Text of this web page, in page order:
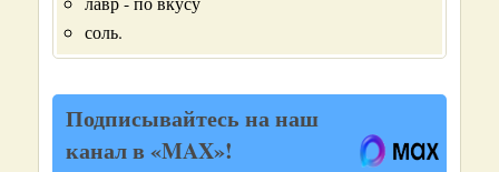
соль.
Подписывайтесь на наш
канал в «MAX»!